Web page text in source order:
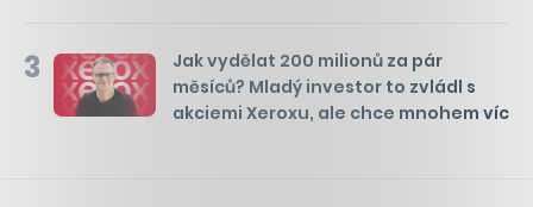
3
Jak vydělat 200 milionů za pár
měsíců? Mladý investor to zvládl s
akciemi Xeroxu, ale chce mnohem víc